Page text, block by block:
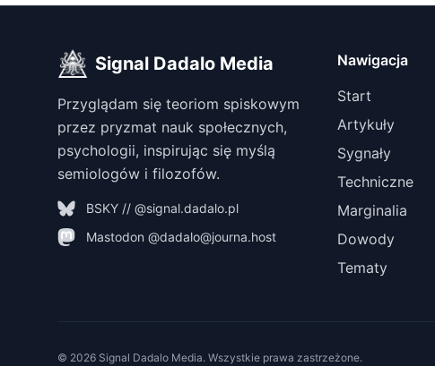
Signal Dadalo Media
Przyglądam się teoriom spiskowym
przez pryzmat nauk społecznych,
psychologii, inspirując się myślą
semiologów i filozofów.
BSKY // @signal.dadalo.pl
Mastodon @dadalo@journa.host
Nawigacja
Start
Artykuły
Sygnały
Techniczne
Marginalia
Dowody
Tematy
© 2026 Signal Dadalo Media. Wszystkie prawa zastrzeżone.